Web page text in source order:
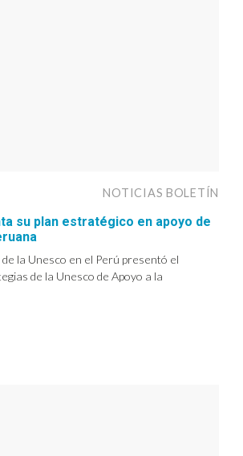
NOTICIAS BOLETÍN
su plan estratégico en apoyo de
la Unesco en el Perú presentó el
de la Unesco de Apoyo a la